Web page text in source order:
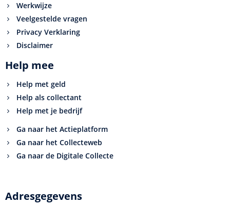
Werkwijze
Veelgestelde vragen
Privacy Verklaring
Disclaimer
Help mee
Help met geld
Help als collectant
Help met je bedrijf
Ga naar het Actieplatform
Ga naar het Collecteweb
Ga naar de Digitale Collecte
Adresgegevens